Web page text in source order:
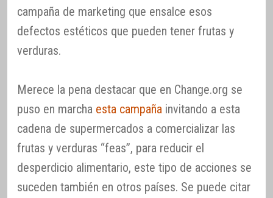
campaña de marketing que ensalce esos
defectos estéticos que pueden tener frutas y
verduras.
Merece la pena destacar que en Change.org se
puso en marcha esta campaña invitando a esta
cadena de supermercados a comercializar las
frutas y verduras “feas”, para reducir el
desperdicio alimentario, este tipo de acciones se
suceden también en otros países. Se puede citar